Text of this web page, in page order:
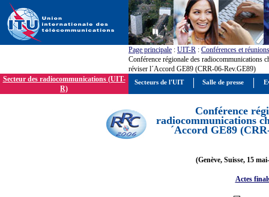
Page principale : UIT-R : Conférences et réunions
Conférence régionale des radiocommunications
réviser l´Accord GE89 (CRR-06-Rev.GE89)
Secteur des radiocommunications (UIT-
R)
Conférence
radiocommunications
´Accord GE89
(Genève, Suisse, 15
Actes
Secteurs de l'UIT Salle de presse